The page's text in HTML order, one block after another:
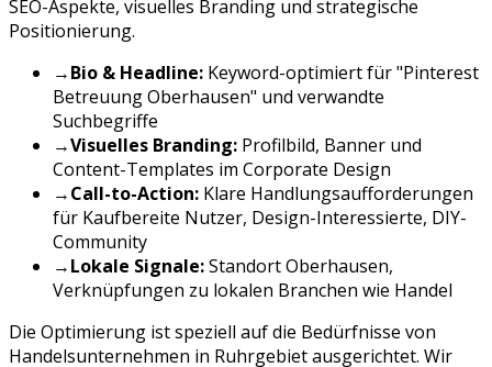
SEO-Aspekte, visuelles Branding und strategische
Positionierung.
→Bio & Headline: Keyword-optimiert für "Pinterest
BetreuungOberhausen" und verwandte
Suchbegriffe
→Visuelles Branding: Profilbild, Banner und
Content-Templates im Corporate Design
→Call-to-Action: Klare Handlungsaufforderungen
für Kaufbereite Nutzer, Design-Interessierte, DIY-
Community
→Lokale Signale:StandortOberhausen,
Verknüpfungen zu lokalen Branchen wie Handel
Die Optimierung ist speziell auf die Bedürfnisse von
Handelsunternehmen in Ruhrgebietausgerichtet. Wir